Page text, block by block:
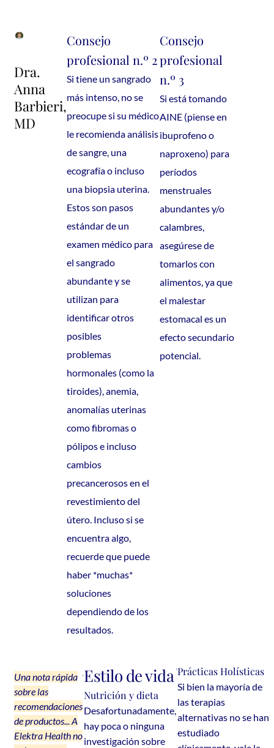
Dra.
Anna
Barbieri,
MD
Consejo
profesional n.º 2
Si tiene un sangrado
más intenso, no se
preocupe si su médico
le recomienda análisis
de sangre, una
ecografía o incluso
una biopsia uterina.
Estos son pasos
estándar de un
examen médico para
el sangrado
abundante y se
utilizan para
identificar otros
posibles
problemas
hormonales (como la
tiroides), anemia,
anomalías uterinas
como fibromas o
pólipos e incluso
cambios
precancerosos en el
revestimiento del
útero. Incluso si se
encuentra algo,
recuerde que puede
haber *muchas*
soluciones
dependiendo de los
resultados.
Consejo
profesional
n.º 3
Si está tomando
AINE (piense en
ibuprofeno o
naproxeno) para
períodos
menstruales
abundantes y/o
calambres,
asegúrese de
tomarlos con
alimentos, ya que
el malestar
estomacal es un
efecto secundario
potencial.
Una nota rápida
sobre las
recomendaciones
de productos... A
Elektra Health no
Estilo de vida
Nutrición y dieta
Desafortunadamente,
hay poca o ninguna
investigación sobre
Prácticas Holísticas
Si bien la mayoría de
las terapias
alternativas no se han
estudiado